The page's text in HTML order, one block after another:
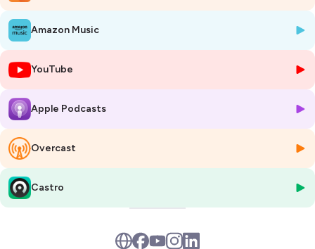
Amazon Music
YouTube
Apple Podcasts
Overcast
Castro